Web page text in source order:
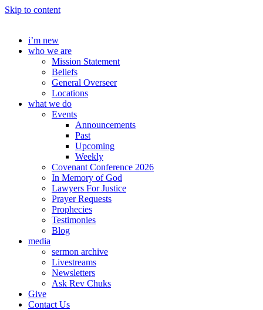
Skip to content
i’m new
who we are
Mission Statement
Beliefs
General Overseer
Locations
what we do
Events
Announcements
Past
Upcoming
Weekly
Covenant Conference 2026
In Memory of God
Lawyers For Justice
Prayer Requests
Prophecies
Testimonies
Blog
media
sermon archive
Livestreams
Newsletters
Ask Rev Chuks
Give
Contact Us